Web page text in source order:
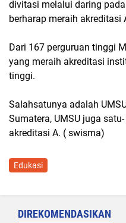
divitasi melalui daring
berharap meraih akreditasi
Dari 167 perguruan tinggi
yang meraih akreditasi
tinggi.
Salahsatunya adalah
Sumatera, UMSU juga
akreditasi A. ( swisma)
Edukasi
DIREKOMENDASIKAN